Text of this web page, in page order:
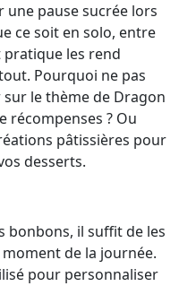
pause sucrée lors
ce soit en solo, entre
les rend
Pourquoi ne pas
le thème de Dragon
récompenses ? Ou
pâtissières pour
desserts.
bonbons, il suffit de les
de la journée.
pour personnaliser